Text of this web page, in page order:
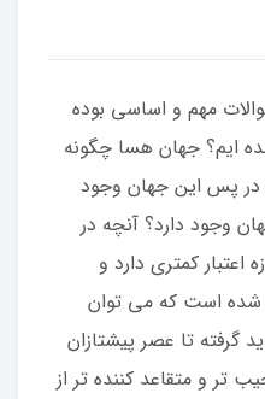
مهم و اساسی بوده
ایم؟ جهان هسا چگونه
پس این جهان وجود
وجود دارد؟ آنچه در
کمتری دارد و
شده است که می توان
گرفته تا عصر پیشتازان
تر و متقاعد کننده تر از